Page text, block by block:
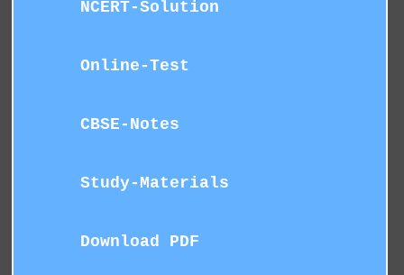
NCERT-Solution
Online-Test
CBSE-Notes
Study-Materials
Download PDF